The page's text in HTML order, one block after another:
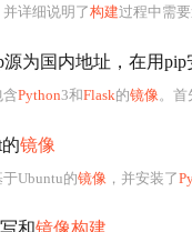
并详细说明了构建过程中需
源为国内地址，在用pip
含Python3和Flask的镜像。首
的镜像
Ubuntu的镜像 ，并安装了
和镜像构建